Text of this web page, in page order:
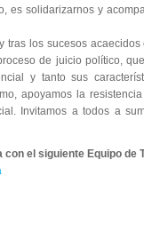
es solidarizarnos y
sucesos acaecidos
de juicio político,
y tanto sus
apoyamos la
Invitamos a todos a
el siguiente Equipo de